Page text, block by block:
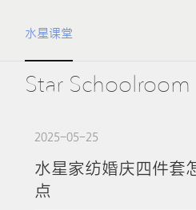
水星课堂
Star Schoolroom
2025-05-25
水星家纺婚庆四件套
点